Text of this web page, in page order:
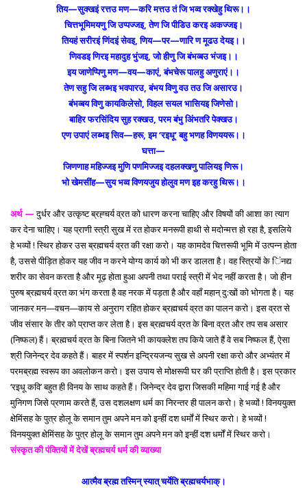
तिय—सुक्खइं रत्तउ मण—करि मत्तउ तं जि भव्व रक्खेहु थिरू।।
चित्तभूमिमयणु जि उप्पज्जइ, तेण जि पीडिउ करइ अकज्जइ।
तियहं सरीरइं णिंदइं सेवइ, णिय—पर—णारि ण मूढउ देयइ।।
णिवडइ णिरइ महादुह भुंजइ, जो हीणु जि बंभव्बउ भंजइ।।
इय जाणेप्पिणु मण—वय—काएं, बंभचेरू पालहु अणुराएं।।
तेण सहु जि लब्भइ भवपारउ, बंभय विणु वउ तउ जि असारउ।
बंभव्बय विणु कायकिलेसो, विहल सयल भासियइ जिणेसो।
बाहिर फरसिंदिय सुह रक्खउ, परम बंभु अिंभतरि पेक्खउ।
एण उपाएं लब्भइ सिव—हरू, इम ‘रइधू’ बहु भणह विणययरू।।
घत्ता—
जिणणाह महिज्जइ मुणि पणमिज्जइ दहलक्खणु पालियइ णिरू।
भो खेमसींह—सुय भव्व विणयजुय होलुव मण इह करहु थिरू।।
अर्थ —दुर्धर और उत्कृष्ट ब्रह्चर्य व्रत को धारण करना चाहिए और विषयों की आशा का त्याग
कर देना चाहिए। यह प्राणी स्त्री सुख में रत होकर मनरूपी हाथी से मदोन्मत्त हो रहा है, इसलिये
हे भव्यों ! स्थिर होकर उस ब्रह्मचर्य व्रत की रक्षा करो। यह कामदेव चित्तरूपी भूमि में उत्पन्न होता
है, उससे पीड़ित होकर यह जीव न करने योग्य कार्य को भी कर डालता है। वह स्त्रियों के िंनद्य
शरीर का सेवन करता है और मूढ़ होता हुआ अपनी तथा पराई स्त्री में भेद नहीं करता है। जो हीन
पुरुष ब्रह्मचर्य व्रत का भंग करता है वह नरक में पड़ता है और वहाँ महान् दु:खों को भोगता है। यह
जानकर मन—वचन—काय से अनुराग रहित होकर ब्रह्मचर्य व्रत का पालन करो। इस व्रत से
जीव संसार के तीर को प्राप्त कर लेता है। इस ब्रह्मचर्य व्रत के बिना व्रत और तप सब असार
(निष्फल) हैं। ब्रह्मचर्य व्रत के बिना जितने भी कायक्लेश तप किये जाते हैं वे सब निष्फल हैं, ऐसा
श्री जिनेन्द्र देव कहते हैं। बाहर में स्पर्शन इन्द्रियजन्य सुख से अपनी रक्षा करो और अभ्यंतर में
परमब्रह्म स्वरूप का अवलोकन करो। इस उपाय से मोक्षरूपी घर की प्राप्ति होती है। इस प्रकार
‘रइधू कवि’ बहुत ही विनय के साथ कहते हैं। जिनेन्द्र देव द्वारा जिसकी महिमा गाई गई है और
मुनिगण जिसे प्रणाम करते हैं, उस दशलक्षण धर्म का निरन्तर ही पालन करो। हे भव्यों ! विनययुक्त
क्षेमिंसह के पुत्र होलू के समान तुम अपने मन को इन्हीं दश धर्मों में स्थिर करो। हे भव्यों !
विनययुक्त क्षेमिंसह के पुत्र होलू के समान तुम अपने मन को इन्हीं दश धर्मों में स्थिर करो।
संस्कृत की पंक्तियों में देखें ब्रह्मचर्य धर्म की व्याख्या
आत्मैव ब्रह्म तस्मिन् स्यात् चर्येति ब्रह्मचर्यभाक्।